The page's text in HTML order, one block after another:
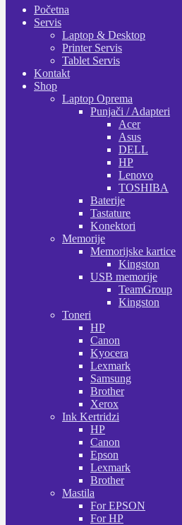
Početna
Servis
Laptop & Desktop
Printer Servis
Tablet Servis
Kontakt
Shop
Laptop Oprema
Punjači / Adapteri
Acer
Asus
DELL
HP
Lenovo
TOSHIBA
Baterije
Tastature
Konektori
Memorije
Memorijske kartice
Kingston
USB memorije
TeamGroup
Kingston
Toneri
HP
Canon
Kyocera
Lexmark
Samsung
Brother
Xerox
Ink Kertridzi
HP
Canon
Epson
Lexmark
Brother
Mastila
For EPSON
For HP